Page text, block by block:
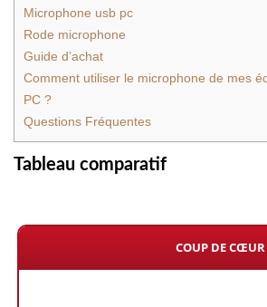
Microphone usb pc
Rode microphone
Guide d’achat
Comment utiliser le microphone de mes
PC ?
Questions Fréquentes
Tableau comparatif
COUP DE CŒUR